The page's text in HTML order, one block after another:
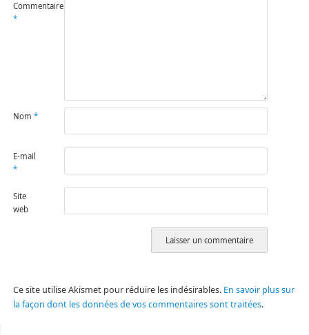
Commentaire
*
Nom *
E-mail
*
Site
web
Ce site utilise Akismet pour réduire les indésirables. En savoir plus sur
la façon dont les données de vos commentaires sont traitées.